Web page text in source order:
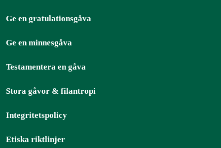
Ge en gratulationsgåva
Ge en minnesgåva
Testamentera en gåva
Stora gåvor & filantropi
Integritetspolicy
Etiska riktlinjer